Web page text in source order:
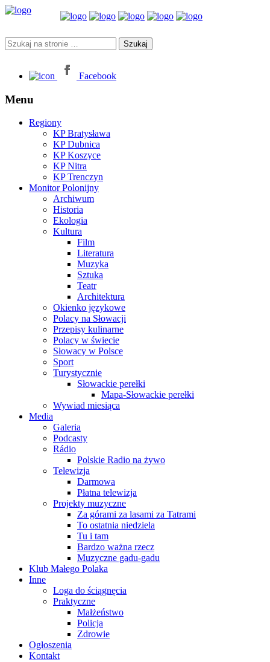
Facebook
Menu
Regiony
KP Bratysława
KP Dubnica
KP Koszyce
KP Nitra
KP Trenczyn
Monitor Polonijny
Archiwum
Historia
Ekologia
Kultura
Film
Literatura
Muzyka
Sztuka
Teatr
Architektura
Okienko językowe
Polacy na Słowacji
Przepisy kulinarne
Polacy w świecie
Słowacy w Polsce
Sport
Turystycznie
Słowackie perełki
Mapa-Słowackie perełki
Wywiad miesiąca
Media
Galeria
Podcasty
Rádio
Polskie Radio na żywo
Telewizja
Darmowa
Płatna telewizja
Projekty muzyczne
Za górami za lasami za Tatrami
To ostatnia niedziela
Tu i tam
Bardzo ważna rzecz
Muzyczne gadu-gadu
Klub Małego Polaka
Inne
Loga do ściągnęcia
Praktyczne
Małżeństwo
Policja
Zdrowie
Ogłoszenia
Kontakt